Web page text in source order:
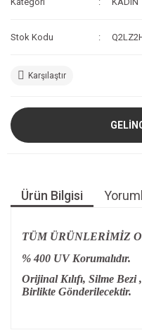
Stok Kodu
Karşılaştır
Ürün Bilgisi
TÜM ÜRÜNLERİMİZ
% 400 UV Korumalıdır.
Orijinal Kılıfı, Silme
Birlikte Gönderilecektir.